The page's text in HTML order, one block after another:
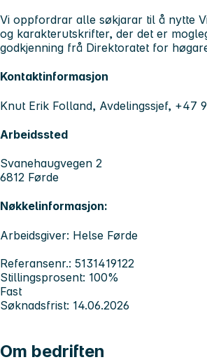
Vi oppfordrar alle søkjarar til å nytte
og karakterutskrifter, der det er
godkjenning frå Direktoratet for
Kontaktinformasjon
Knut Erik Folland, Avdelingssjef, +47
Arbeidssted
Svanehaugvegen 2
6812 Førde
Nøkkelinformasjon:
Arbeidsgiver: Helse Førde
Referansenr.: 5131419122
Stillingsprosent: 100%
Fast
Søknadsfrist: 14.06.2026
Om bedriften